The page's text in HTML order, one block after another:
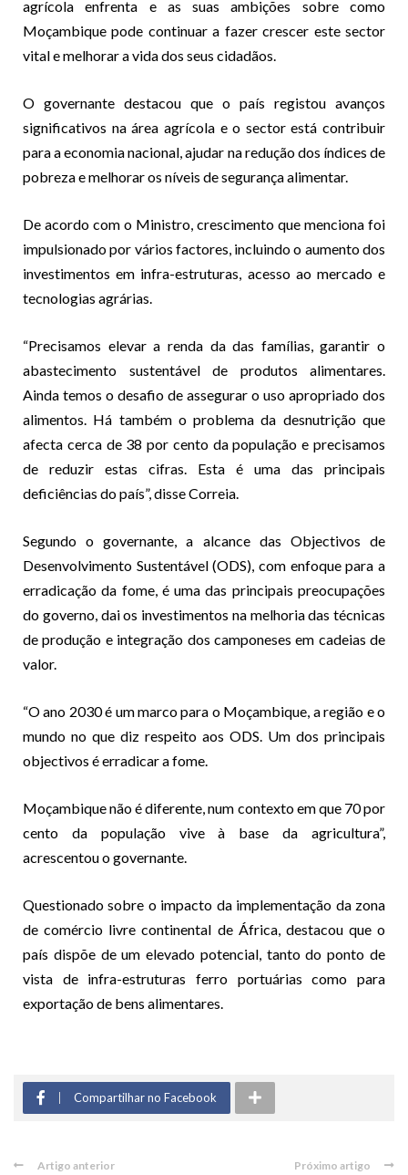
agrícola enfrenta e as suas ambições sobre como
Moçambique pode continuar a fazer crescer este sector
vital e melhorar a vida dos seus cidadãos.
O governante destacou que o país registou avanços
significativos na área agrícola e o sector está contribuir
para a economia nacional, ajudar na redução dos índices de
pobreza e melhorar os níveis de segurança alimentar.
De acordo com o Ministro, crescimento que menciona foi
impulsionado por vários factores, incluindo o aumento dos
investimentos em infra-estruturas, acesso ao mercado e
tecnologias agrárias.
“Precisamos elevar a renda da das famílias, garantir o
abastecimento sustentável de produtos alimentares.
Ainda temos o desafio de assegurar o uso apropriado dos
alimentos. Há também o problema da desnutrição que
afecta cerca de 38 por cento da população e precisamos
de reduzir estas cifras. Esta é uma das principais
deficiências do país”, disse Correia.
Segundo o governante, a alcance das Objectivos de
Desenvolvimento Sustentável (ODS), com enfoque para a
erradicação da fome, é uma das principais preocupações
do governo, dai os investimentos na melhoria das técnicas
de produção e integração dos camponeses em cadeias de
valor.
“O ano 2030 é um marco para o Moçambique, a região e o
mundo no que diz respeito aos ODS. Um dos principais
objectivos é erradicar a fome.
Moçambique não é diferente, num contexto em que 70 por
cento da população vive à base da agricultura”,
acrescentou o governante.
Questionado sobre o impacto da implementação da zona
de comércio livre continental de África, destacou que o
país dispõe de um elevado potencial, tanto do ponto de
vista de infra-estruturas ferro portuárias como para
exportação de bens alimentares.
Compartilhar no Facebook
Artigo anterior Próximo artigo